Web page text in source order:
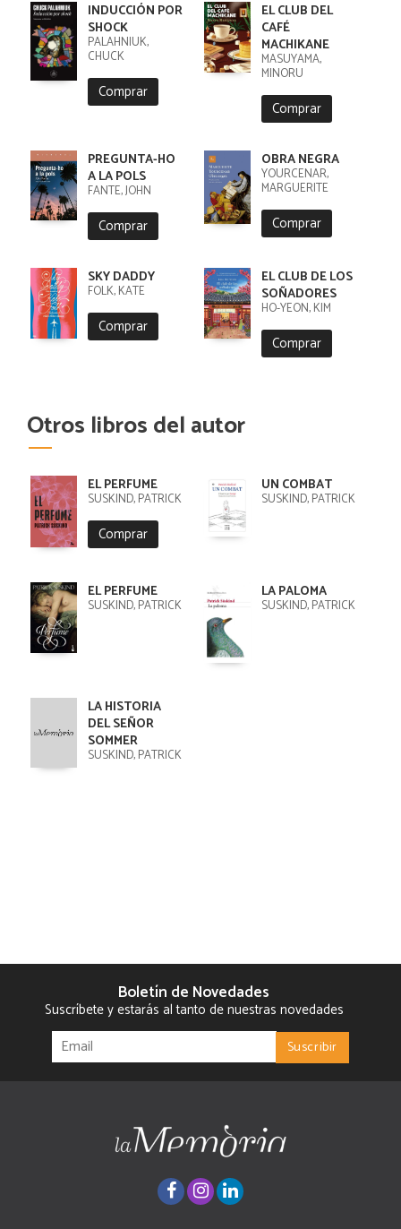
INDUCCIÓN POR
SHOCK
PALAHNIUK,
CHUCK
Comprar
EL CLUB DEL
CAFÉ
MACHIKANE
MASUYAMA,
MINORU
Comprar
PREGUNTA-HO
A LA POLS
FANTE, JOHN
Comprar
OBRA NEGRA
YOURCENAR,
MARGUERITE
Comprar
SKY DADDY
FOLK, KATE
Comprar
EL CLUB DE LOS
SOÑADORES
HO-YEON, KIM
Comprar
Otros libros del autor
EL PERFUME
SÜSKIND, PATRICK
Comprar
UN COMBAT
SÜSKIND, PATRICK
EL PERFUME
SÜSKIND, PATRICK
LA PALOMA
SÜSKIND, PATRICK
LA HISTORIA
DEL SEÑOR
SOMMER
SÜSKIND, PATRICK
Boletín de Novedades
Suscríbete y estarás al tanto de nuestras novedades